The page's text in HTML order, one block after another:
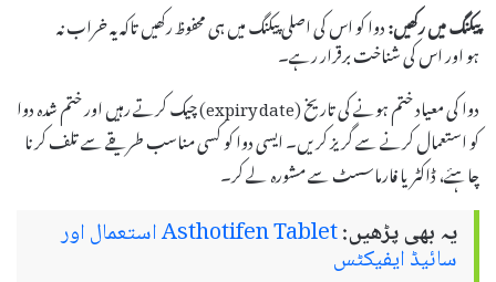
پیکنگ میں رکھیں:دوا کو اس کی اصلی پیکنگ میں ہی محفوظ رکھیں تاکہ یہ خراب نہ
ہو اور اس کی شناخت برقرار رہے۔
دوا کی معیاد ختم ہونے کی تاریخ (expiry date) چیک کرتے رہیں اور ختم شدہ دوا
کو استعمال کرنے سے گریز کریں۔ ایسی دوا کو کسی مناسب طریقے سے تلف کرنا
چاہئے، ڈاکٹر یا فارماسسٹ سے مشورہ لے کر۔
یہ بھی پڑھیں: Asthotifen Tablet استعمال اور
سائیڈ ایفیکٹس